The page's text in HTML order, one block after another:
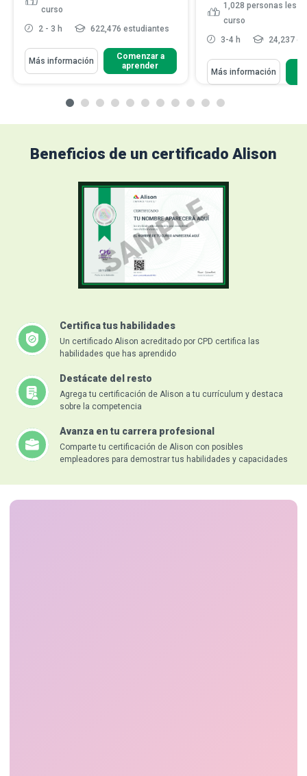
curso
2 - 3 h
622,476 estudiantes
Más información
Comenzar a
aprender
1,028 personas les
curso
3-4 h
24,237
Más información
Beneficios de un certificado Alison
Certifica tus habilidades
Un certificado Alison acreditado por CPD certifica las
habilidades que has aprendido
Destácate del resto
Agrega tu certificación de Alison a tu currículum y destaca
sobre la competencia
Avanza en tu carrera profesional
Comparte tu certificación de Alison con posibles
empleadores para demostrar tus habilidades y capacidades